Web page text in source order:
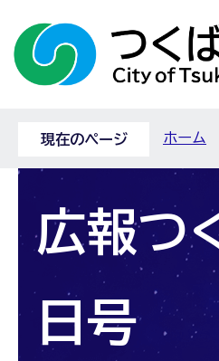
現在のページ ホーム
広報つ
日号